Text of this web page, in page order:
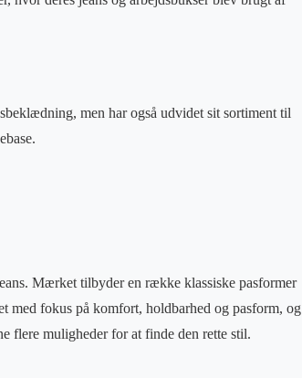
men har også udvidet sit sortiment til
Mærket tilbyder en række klassiske pasformer
med fokus på komfort, holdbarhed og pasform, og
flere muligheder for at finde den rette stil.